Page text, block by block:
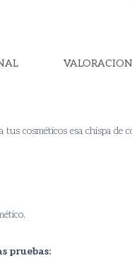
cosméticos esa chispa de
pruebas: